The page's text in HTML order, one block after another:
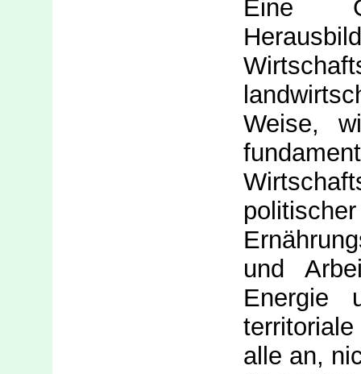
Eine
Weise,
und
Energie
alle an,